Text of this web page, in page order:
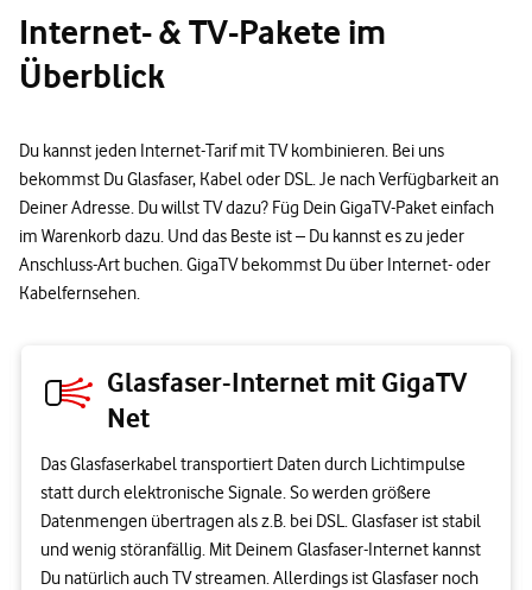
Internet- & TV-Pakete im
Überblick
Du kannst jeden Internet-Tarif mit TV kombinieren. Bei uns
bekommst Du Glasfaser, Kabel oder DSL. Je nach Verfügbarkeit an
Deiner Adresse. Du willst TV dazu? Füg Dein GigaTV-Paket einfach
im Warenkorb dazu. Und das Beste ist – Du kannst es zu jeder
Anschluss-Art buchen. GigaTV bekommst Du über Internet- oder
Kabelfernsehen.
Glasfaser-Internet mit GigaTV
Net
Das Glasfaserkabel transportiert Daten durch Lichtimpulse
statt durch elektronische Signale. So werden größere
Datenmengen übertragen als z.B. bei DSL. Glasfaser ist stabil
und wenig störanfällig. Mit Deinem Glasfaser-Internet kannst
Du natürlich auch TV streamen. Allerdings ist Glasfaser noch